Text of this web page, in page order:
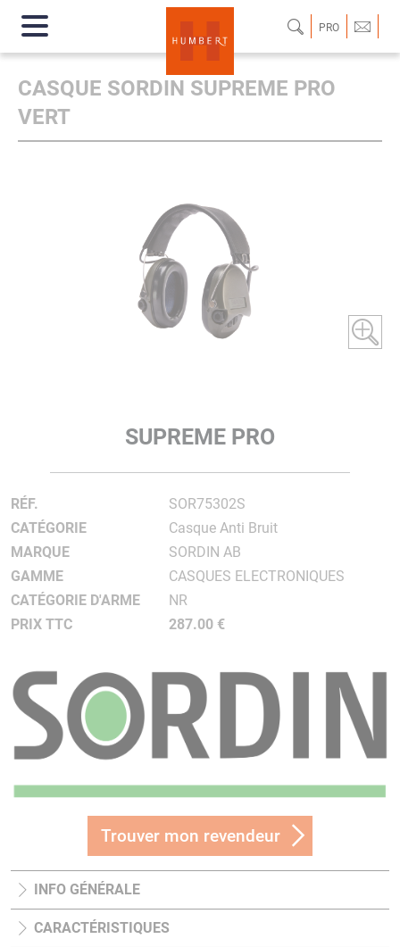
PRO
CASQUE SORDIN SUPREME PRO
VERT
SUPREME PRO
RÉF.
SOR75302S
CATÉGORIE
Casque Anti Bruit
MARQUE
SORDIN AB
GAMME
CASQUES ELECTRONIQUES
CATÉGORIE D'ARME
NR
PRIX TTC
287.00 €
Trouver mon revendeur
INFO GÉNÉRALE
CARACTÉRISTIQUES